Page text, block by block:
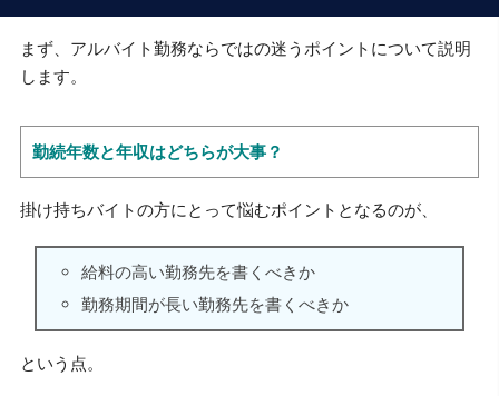
まず、アルバイト勤務ならではの迷うポイントについて説明
します。
勤続年数と年収はどちらが大事？
掛け持ちバイトの方にとって悩むポイントとなるのが、
給料の高い勤務先を書くべきか
勤務期間が長い勤務先を書くべきか
という点。